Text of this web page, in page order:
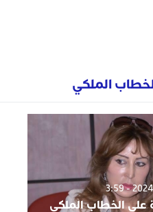
سنة على الخطاب الملكي